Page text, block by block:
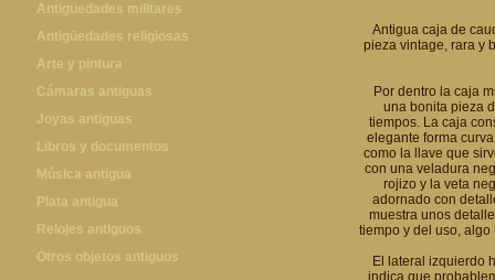
Máquinas de escribir antiguas
Calculadoras antiguas
Teléfonos y Telégrafos antiguos
Antigüedades militares
Espadas antiguas
Medallas y condecoraciones
Cascos militares
Otros artículos militares
Antigüedades religiosas
Antigüedades religiosas
Arte y pintura
Pintura antigua
Pintura contemporánea
Grabados antiguos y mapas
Cámaras antiguas
Cámaras antiguas
Joyas antiguas
Joyas antiguas
Libros y documentos
Libros antiguos
Fotografia antigua
Publicaciones antiguas
Música antigua
Gramófonos antiguos
Cajas de música antiguas
Radios antiguas
Plata antigua
Plata antigua
Relojes antiguos
Relojes sobremesa antiguos
Otros objetos antiguos
Antigua caja de
pieza vintage, rara y
Por dentro la caja
una bonita pieza
tiempos. La caja
elegante forma
como la llave que
con una veladura
rojizo y la veta
adornado con
muestra unos
tiempo y del uso,
El lateral izquierdo
indica que